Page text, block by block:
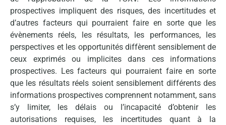
prospectives impliquent des risques, des incertitudes et
d’autres facteurs qui pourraient faire en sorte que les
évènements réels, les résultats, les performances, les
perspectives et les opportunités diffèrent sensiblement de
ceux exprimés ou implicites dans ces informations
prospectives. Les facteurs qui pourraient faire en sorte
que les résultats réels soient sensiblement différents des
informations prospectives comprennent notamment, sans
s’y limiter, les délais ou l’incapacité d’obtenir les
autorisations requises, les incertitudes quant à la